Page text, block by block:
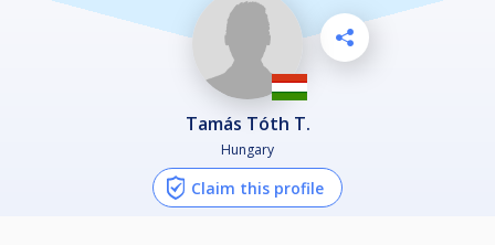
Tamás Tóth T.
Hungary
Claim this profile